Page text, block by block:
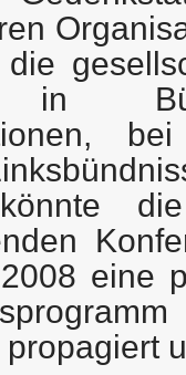
die
in
eine